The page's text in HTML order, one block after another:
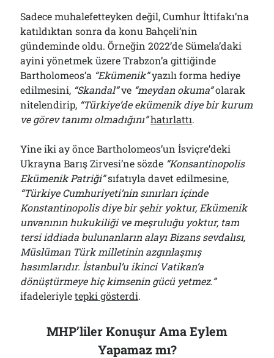
Sadece muhalefetteyken değil, Cumhur İttifakı’na
katıldıktan sonra da konu Bahçeli’nin
gündeminde oldu. Örneğin 2022’de Sümela’daki
ayini yönetmek üzere Trabzon’a gittiğinde
Bartholomeos’a “Ekümenik”yazılı forma hediye
edilmesini, “Skandal”ve “meydan okuma”olarak
nitelendirip, “Türkiye’de ekümenik diye bir kurum
ve görev tanımı olmadığını”hatırlattı.
Yine iki ay önce Bartholomeos’un İsviçre’deki
Ukrayna Barış Zirvesi’ne sözde “Konsantinopolis
Ekümenik Patriği”sıfatıyla davet edilmesine,
“Türkiye Cumhuriyeti’nin sınırları içinde
Konstantinopolis diye bir şehir yoktur, Ekümenik
unvanının hukukiliği ve meşruluğu yoktur, tam
tersi iddiada bulunanların alayı Bizans sevdalısı,
Müslüman Türk milletinin azgınlaşmış
hasımlarıdır. İstanbul’u ikinci Vatikan’a
dönüştürmeye hiç kimsenin gücü yetmez.”
ifadeleriyletepki gösterdi.
MHP’liler Konuşur Ama Eylem
Yapamaz mı?